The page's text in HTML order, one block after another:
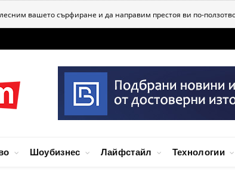
вашето сърфиране и да направим престоя ви по-
Шоубизнес Лайфстайл Технологии